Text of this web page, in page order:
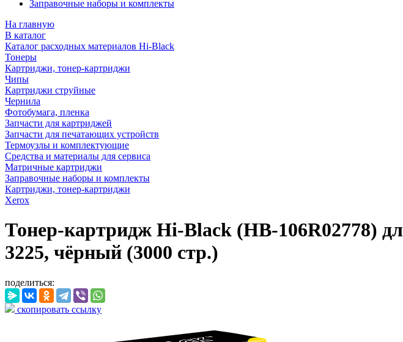
Заправочные наборы и комплекты
На главную
В каталог
Каталог расходных материалов Hi-Black
Тонеры
Картриджи, тонер-картриджи
Чипы
Картриджи струйные
Чернила
Фотобумага, пленка
Запчасти для картриджей
Запчасти для печатающих устройств
Термоузлы и комплектующие
Средства и материалы для сервиса
Матричные картриджи
Заправочные наборы и комплекты
Картриджи, тонер-картриджи
Xerox
Тонер-картридж Hi-Black (HB-106R02778)
3225, чёрный (3000 стр.)
поделиться:
скопировать ссылку